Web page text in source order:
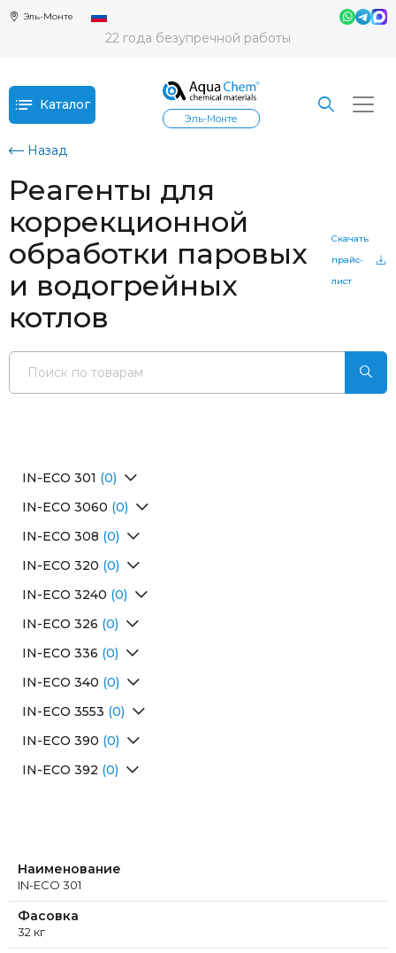
Эль-Монте
22 года безупречной работы
Каталог
Эль-Монте
Назад
Реагенты для
коррекционной
обработки паровых
и водогрейных
котлов
Скачать
прайс-
лист
IN-ECO 301 (0)
IN-ECO 3060 (0)
IN-ECO 308 (0)
IN-ECO 320 (0)
IN-ECO 3240 (0)
IN-ECO 326 (0)
IN-ECO 336 (0)
IN-ECO 340 (0)
IN-ECO 3553 (0)
IN-ECO 390 (0)
IN-ECO 392 (0)
Наименование
IN-ECO 301
Фасовка
32 кг